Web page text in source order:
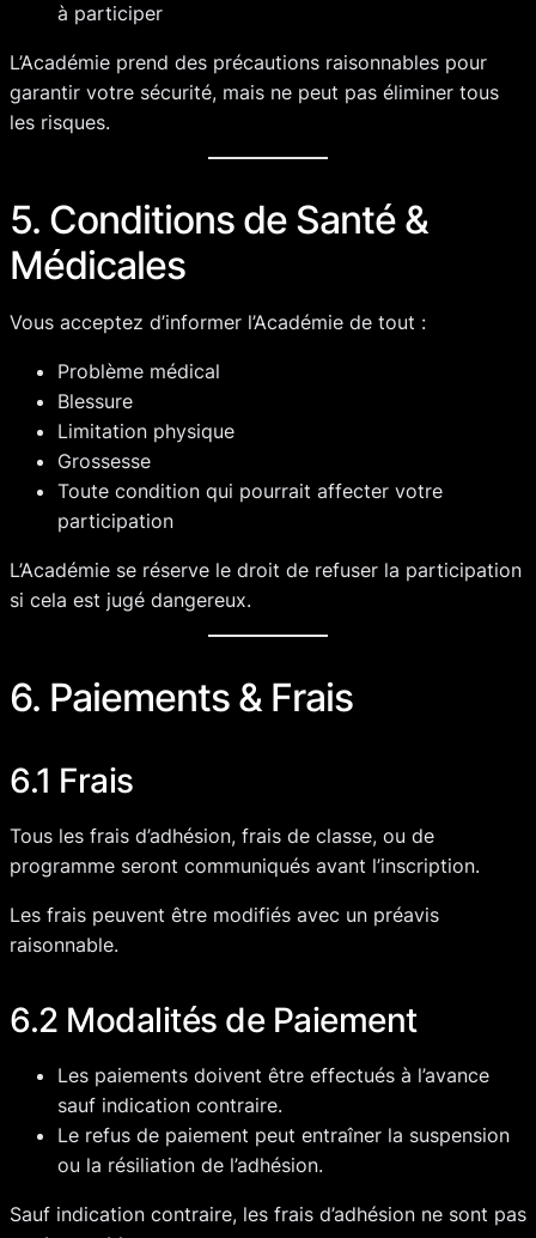
à participer
L’Académie prend des précautions raisonnables pour
garantir votre sécurité, mais ne peut pas éliminer tous
les risques.
5. Conditions de Santé &
Médicales
Vous acceptez d’informer l’Académie de tout :
Problème médical
Blessure
Limitation physique
Grossesse
Toute condition qui pourrait affecter votre
participation
L’Académie se réserve le droit de refuser la participation
si cela est jugé dangereux.
6. Paiements & Frais
6.1 Frais
Tous les frais d’adhésion, frais de classe, ou de
programme seront communiqués avant l’inscription.
Les frais peuvent être modifiés avec un préavis
raisonnable.
6.2 Modalités de Paiement
Les paiements doivent être effectués à l’avance
sauf indication contraire.
Le refus de paiement peut entraîner la suspension
ou la résiliation de l’adhésion.
Sauf indication contraire, les frais d’adhésion ne sont pas